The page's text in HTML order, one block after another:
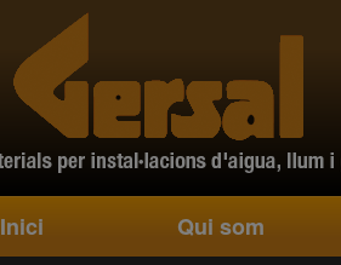
Inici Qui som